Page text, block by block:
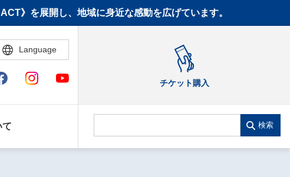
》を展開し、地域に身近な感動を広げています。
Language
チケット購入
て 検索